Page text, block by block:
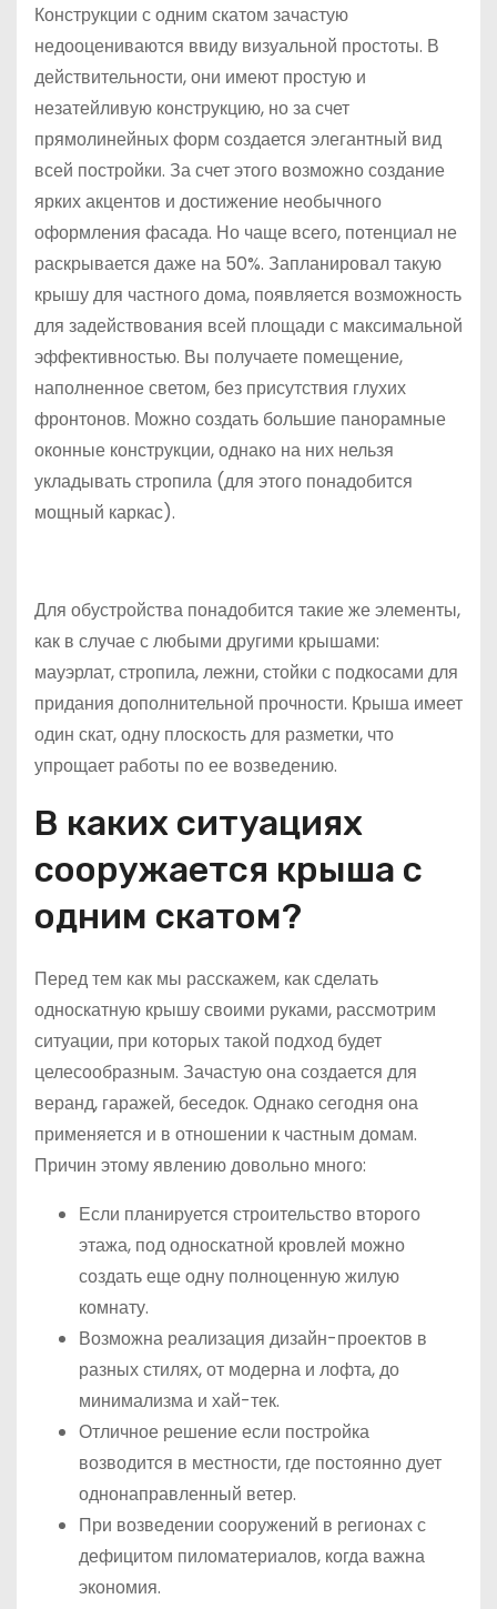
Конструкции с одним скатом зачастую
недооцениваются ввиду визуальной простоты. В
действительности, они имеют простую и
незатейливую конструкцию, но за счет
прямолинейных форм создается элегантный вид
всей постройки. За счет этого возможно создание
ярких акцентов и достижение необычного
оформления фасада. Но чаще всего, потенциал не
раскрывается даже на 50%. Запланировал такую
крышу для частного дома, появляется возможность
для задействования всей площади с максимальной
эффективностью. Вы получаете помещение,
наполненное светом, без присутствия глухих
фронтонов. Можно создать большие панорамные
оконные конструкции, однако на них нельзя
укладывать стропила (для этого понадобится
мощный каркас).
Для обустройства понадобится такие же элементы,
как в случае с любыми другими крышами:
мауэрлат, стропила, лежни, стойки с подкосами для
придания дополнительной прочности. Крыша имеет
один скат, одну плоскость для разметки, что
упрощает работы по ее возведению.
В каких ситуациях
сооружается крыша с
одним скатом?
Перед тем как мы расскажем, как сделать
односкатную крышу своими руками, рассмотрим
ситуации, при которых такой подход будет
целесообразным. Зачастую она создается для
веранд, гаражей, беседок. Однако сегодня она
применяется и в отношении к частным домам.
Причин этому явлению довольно много:
Если планируется строительство второго
этажа, под односкатной кровлей можно
создать еще одну полноценную жилую
комнату.
Возможна реализация дизайн-проектов в
разных стилях, от модерна и лофта, до
минимализма и хай-тек.
Отличное решение если постройка
возводится в местности, где постоянно дует
однонаправленный ветер.
При возведении сооружений в регионах с
дефицитом пиломатериалов, когда важна
экономия.